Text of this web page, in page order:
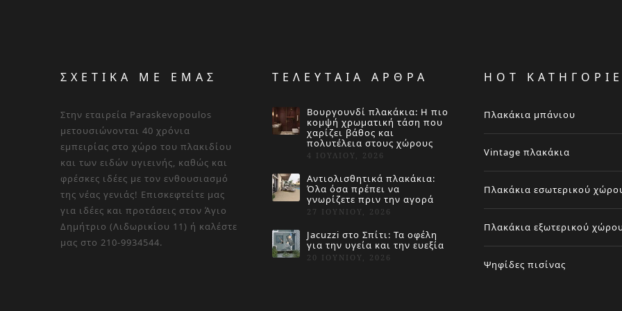
ΣΧΕΤΙΚΑ ΜΕ ΕΜΑΣ
Στην εταιρεία Paraskevopoulos
μετουσιώνονται 40 χρόνια
εμπειρίας στο χώρο του πλακιδίου
και των ειδών υγιεινής, καθώς και
φρέσκες ιδέες με τον ενθουσιασμό
της νέας γενιάς! Επισκεφτείτε μας
για ιδέες και προτάσεις στον Άγιο
Δημήτριο (Λιδωρικίου 11) ή καλέστε
μας στο 210-9934544.
ΤΕΛΕΥΤΑΙΑ ΑΡΘΡΑ
Βουργουνδί πλακάκια: Η πιο
κομψή χρωματική τάση που
χαρίζει βάθος και
πολυτέλεια στους χώρους
4 ΙΟΥΛΊΟΥ, 2026
Αντιολισθητικά πλακάκια:
Όλα όσα πρέπει να
γνωρίζετε πριν την αγορά
27 ΙΟΥΝΊΟΥ, 2026
Jacuzzi στο Σπίτι: Τα οφέλη
για την υγεία και την ευεξία
20 ΙΟΥΝΊΟΥ, 2026
HOT
Πλακάκια μπάνιου
Vintage πλακάκια
Πλακάκια εσωτερικού
Πλακάκια εξωτερικού
Ψηφίδες πισίνας